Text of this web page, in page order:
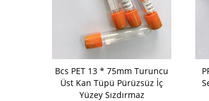
Bcs PET 13 * 75mm Turuncu
Üst Kan Tüpü Pürüzsüz İç
Yüzey Sızdırmaz